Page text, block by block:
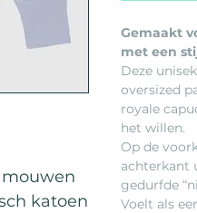
katoen
Gemaakt
met een
Deze
oversized
royale
het willen.
Op de
achterkant
gedurfde
Voelt als